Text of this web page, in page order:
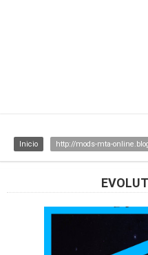
Inicio http://mods-mta-